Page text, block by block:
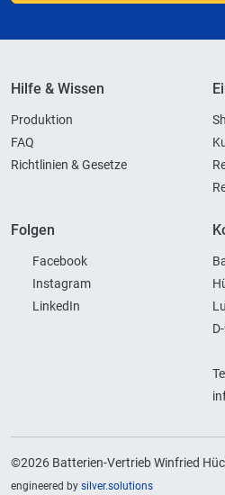
Hilfe & Wissen
Produktion
FAQ
Richtlinien & Gesetze
Folgen
Facebook
Instagram
LinkedIn
©2026 Batterien-Vertrieb Winfried
engineered by silver.solutions